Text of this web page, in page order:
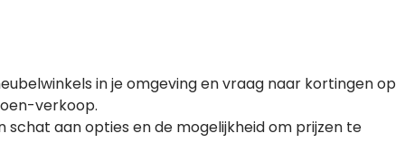
in je omgeving en vraag naar kortingen op
verkoop.
schat aan opties en de mogelijkheid om prijzen te